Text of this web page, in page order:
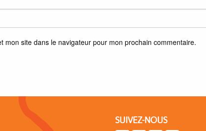
mon site dans le navigateur pour mon prochain commentaire.
SUIVEZ-NOUS